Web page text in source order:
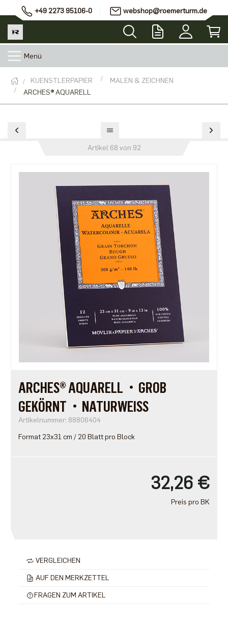
+49 2273 95106-0 webshop@roemerturm.de
Menü
KUENSTLERPAPIER
MALEN & ZEICHNEN
ARCHES® AQUARELL
Artikel 68 von 92
ARCHES® AQUARELL・GROB
GEKÖRNT・NATURWEISS
Artikelnummer: 88806404
Format 23x31 cm / 20 Blatt pro Block
32,26 €
Preis pro BK
VERGLEICHEN
AUF DEN MERKZETTEL
FRAGEN ZUM ARTIKEL